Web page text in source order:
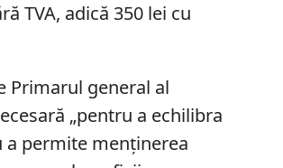
TVA, adică 350 lei cu
Primarul general al
„pentru a echilibra
permite menținerea